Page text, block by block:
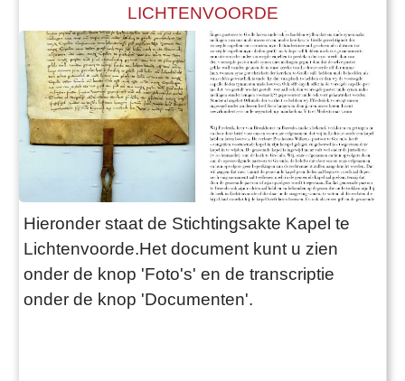
LICHTENVOORDE
Hieronder staat de Stichtingsakte Kapel te
Lichtenvoorde.Het document kunt u zien
onder de knop 'Foto's' en de transcriptie
onder de knop 'Documenten'.